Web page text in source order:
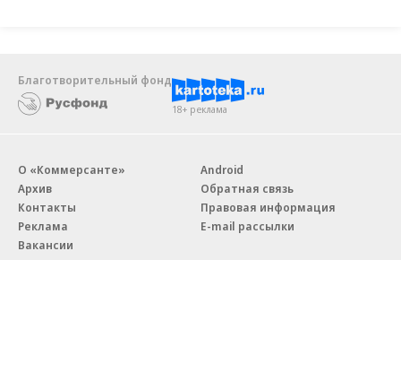
Благотворительный фонд
18+ реклама
О «Коммерсанте»
Архив
Контакты
Реклама
Вакансии
Android
Обратная связь
Правовая информация
E-mail рассылки